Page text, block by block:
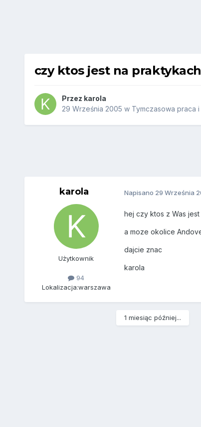
czy ktos jest na
Przez karola
29 Września 2005 w Tymczasowa praca
karola
Użytkownik
94
Lokalizacja:warszawa
Napisano 29 Września
hej czy ktos z Was
a moze okolice
dajcie znac
karola
1 miesiąc później...